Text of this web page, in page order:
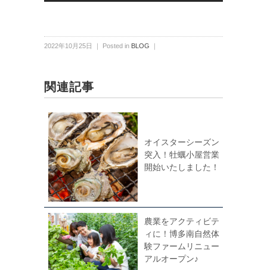
2022年10月25日 ｜ Posted in BLOG ｜
関連記事
オイスターシーズン
突入！牡蠣小屋営業
開始いたしました！
農業をアクティビテ
ィに！博多南自然体
験ファームリニュー
アルオープン♪